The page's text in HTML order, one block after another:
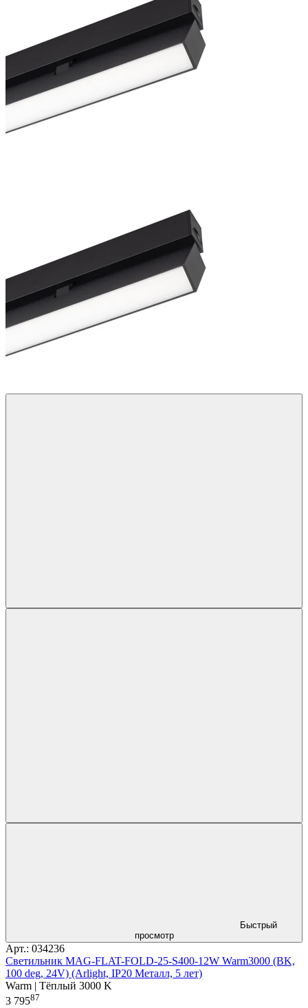
Быстрый
просмотр
Арт.: 034236
Светильник MAG-FLAT-FOLD-25-S400-12W Warm3000 (BK,
100 deg, 24V) (Arlight, IP20 Металл, 5 лет)
Warm | Тёплый 3000 K
3 79587